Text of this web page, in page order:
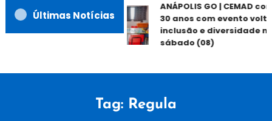
Últimas Notícias
ANÁPOLIS GO | CEMAD
30 anos com evento
inclusão e diversidade
sábado (08)
Tag: Regula